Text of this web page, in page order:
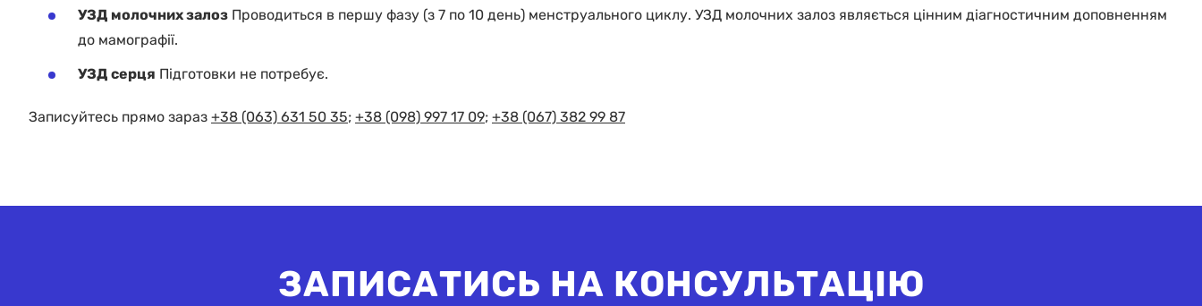
УЗД молочних залоз Проводиться в першу фазу (з 7 по 10 день) менструального циклу. УЗД молочних залоз являється цінним діагностичним доповненням
до мамографії.
УЗД серця Підготовки не потребує.
Записуйтесь прямо зараз +38 (063) 631 50 35; +38 (098) 997 17 09; +38 (067) 382 99 87
ЗАПИСАТИСЬ НА КОНСУЛЬТАЦІЮ